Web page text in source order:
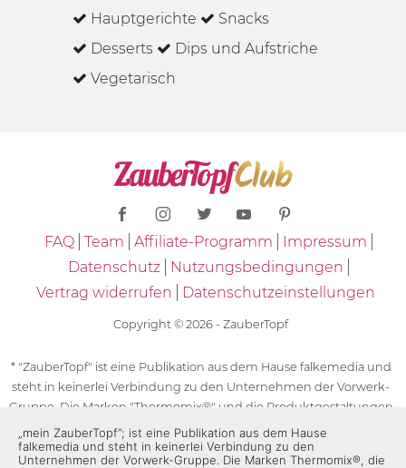
Hauptgerichte
Snacks
Desserts
Dips und Aufstriche
Vegetarisch
FAQ Team Affiliate-Programm
Impressum
Datenschutz
Nutzungsbedingungen
Vertrag widerrufen
Datenschutzeinstellungen
Copyright © 2026 - ZauberTopf
* "ZauberTopf" ist eine Publikation aus dem Hause falkemedia und
steht in keinerlei Verbindung zu den Unternehmen der Vorwerk-
Gruppe. Die Marken "Thermomix®" und die Produktgestaltungen
des "Thermomix®" sind eingetragene Marken der Unternehmen
der Vorwerk-Gruppe. Die Marken Thermomix®, die Zeichen TM5®,
„mein ZauberTopf”; ist eine Publikation aus dem Hause
falkemedia und steht in keinerlei Verbindung zu den
Unternehmen der Vorwerk-Gruppe. Die Marken Thermomix®, die